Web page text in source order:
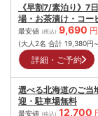
《早割7/素泊り》7
場・お茶漬け・コー
最安値 (税込) 9,690
(大人2名 合計 19,380円
詳細・ご予約
選べる北海道のご当
迎・駐車場無料
最安値 (税込) 12,700